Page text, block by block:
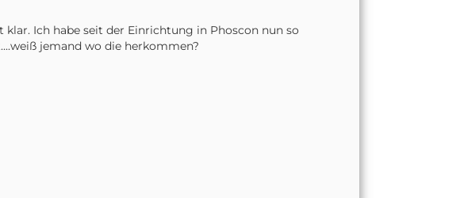
Ich habe seit der Einrichtung in Phoscon nun so
jemand wo die herkommen?